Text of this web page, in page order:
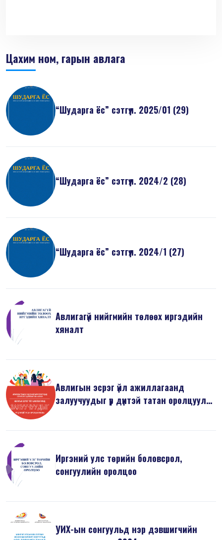
Цахим ном, гарын авлага
“Шударга ёс” сэтгүүл. 2025/01 (29)
“Шударга ёс” сэтгүүл. 2024/2 (28)
“Шударга ёс” сэтгүүл. 2024/1 (27)
Авлигагүй нийгмийн төлөөх иргэдийн
хяналт
Авлигын эсрэг үйл ажиллагаанд
залуучуудыг үр дүнтэй татан оролцуулах
Иргэний улс төрийн боловсрол,
сонгуулийн оролцоо
УИХ-ын сонгуульд нэр дэвшигчийн